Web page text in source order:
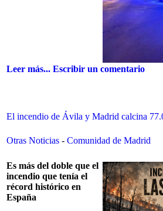
Leer más... Escribir un comentario
El incendio de Ávila y Madrid calcina
Otras Noticias - Comunidad de Madrid
Es más del doble que el
incendio que tenía el
récord histórico en
España